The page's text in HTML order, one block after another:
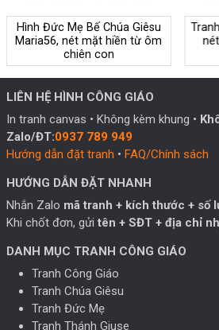
Hình Đức Mẹ Bế Chúa Giêsu
Maria56, nét mặt hiền từ ôm
chiên con
LIÊN HỆ HÌNH CÔNG GIÁO
In tranh canvas • Không kèm khung •
Zalo/ĐT:0937 789 949
Hướng dẫn đặt tranh • FAQ/Chính sách
HƯỚNG DẪN ĐẶT NHANH
Nhắn Zalo mã tranh + kích thước + số
Khi chốt đơn, gửi tên + SĐT + địa chỉ
DANH MỤC TRANH CÔNG GIÁO
Tranh Công Giáo
Tranh Chúa Giêsu
Tranh Đức Mẹ
Tranh Thánh Giuse